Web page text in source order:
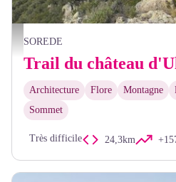
Elisabeth Coste
SOREDE
Trail du château
Architecture Flore Montagne
Sommet
Très difficile 24,3km